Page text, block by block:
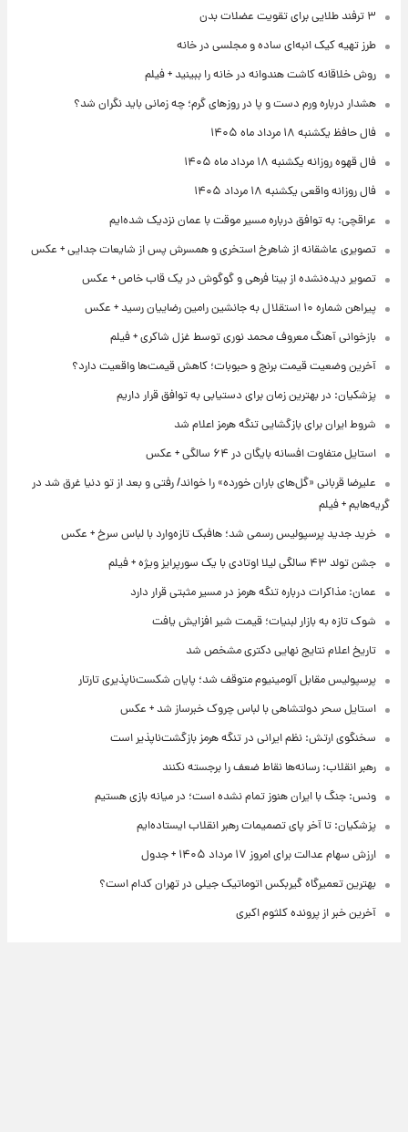
۳ ترفند طلایی برای تقویت عضلات بدن
طرز تهیه کیک انبه‌ای ساده و مجلسی در خانه
روش خلاقانه کاشت هندوانه در خانه را ببینید + فیلم
هشدار درباره ورم دست و پا در روزهای گرم؛ چه زمانی باید نگران شد؟
فال حافظ یکشنبه ۱۸ مرداد ماه ۱۴۰۵
فال قهوه روزانه یکشنبه ۱۸ مرداد ماه ۱۴۰۵
فال روزانه واقعی یکشنبه ۱۸ مرداد ۱۴۰۵
عراقچی: به توافق درباره مسیر موقت با عمان نزدیک شده‌ایم
تصویری عاشقانه از شاهرخ استخری و همسرش پس از شایعات جدایی + عکس
تصویر دیده‌نشده از بیتا فرهی و گوگوش در یک قاب خاص + عکس
پیراهن شماره ۱۰ استقلال به جانشین رامین رضاییان رسید + عکس
بازخوانی آهنگ معروف محمد نوری توسط غزل شاکری + فیلم
آخرین وضعیت قیمت برنج و حبوبات؛ کاهش قیمت‌ها واقعیت دارد؟
پزشکیان: در بهترین زمان برای دستیابی به توافق قرار داریم
شروط ایران برای بازگشایی تنگه هرمز اعلام شد
استایل متفاوت افسانه بایگان در ۶۴ سالگی + عکس
علیرضا قربانی «گل‌های باران خورده» را خواند/ رفتی و بعد از تو دنیا غرق شد در
گریه‌هایم + فیلم
خرید جدید پرسپولیس رسمی شد؛ هافبک تازه‌وارد با لباس سرخ + عکس
جشن تولد ۴۳ سالگی لیلا اوتادی با یک سورپرایز ویژه + فیلم
عمان: مذاکرات درباره تنگه هرمز در مسیر مثبتی قرار دارد
شوک تازه به بازار لبنیات؛ قیمت شیر افزایش یافت
تاریخ اعلام نتایج نهایی دکتری مشخص شد
پرسپولیس مقابل آلومینیوم متوقف شد؛ پایان شکست‌ناپذیری تارتار
استایل سحر دولتشاهی با لباس چروک خبرساز شد + عکس
سخنگوی ارتش: نظم ایرانی در تنگه هرمز بازگشت‌ناپذیر است
رهبر انقلاب: رسانه‌ها نقاط ضعف را برجسته نکنند
ونس: جنگ با ایران هنوز تمام نشده است؛ در میانه بازی هستیم
پزشکیان: تا آخر پای تصمیمات رهبر انقلاب ایستاده‌ایم
ارزش سهام عدالت برای امروز ۱۷ مرداد ۱۴۰۵ + جدول
بهترین تعمیرگاه گیربکس اتوماتیک جیلی در تهران کدام است؟
آخرین خبر از پرونده کلثوم اکبری